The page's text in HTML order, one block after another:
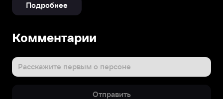
Подробнее
Комментарии
Расскажите первым о персоне
Отправить